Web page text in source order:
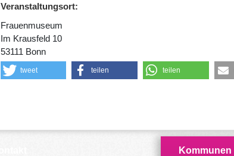
Veranstaltungsort:
Frauenmuseum
Im Krausfeld 10
53111 Bonn
tweet teilen teilen
Kommunen